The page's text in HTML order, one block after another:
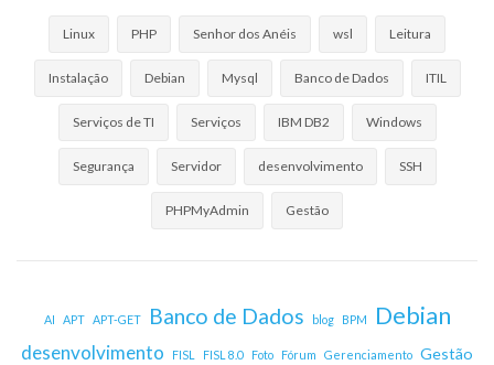
Linux PHP Senhor dos Anéis wsl Leitura
Instalação Debian Mysql Banco de Dados ITIL
Serviços de TI Serviços IBM DB2 Windows
Segurança Servidor desenvolvimento SSH
PHPMyAdmin Gestão
AI APT APT-GET Banco de Dados blog BPM Debian
desenvolvimento FISL FISL 8.0 Foto Fórum Gerenciamento Gestão